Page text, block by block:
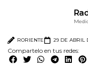
RORIENTE 29 DE ABRIL
Compartelo en tus redes: